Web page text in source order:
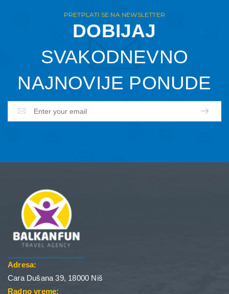
PRETPLATI SE NA NEWSLETTER
DOBIJAJ
SVAKODNEVNO
NAJNOVIJE PONUDE
Adresa:
Cara Dušana 39, 18000 Niš
Radno vreme: